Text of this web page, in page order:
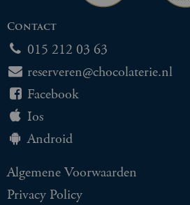
Contact
015 212 03 63
reserveren@chocolaterie.nl
Facebook
Ios
Android
Algemene Voorwaarden
Privacy Policy